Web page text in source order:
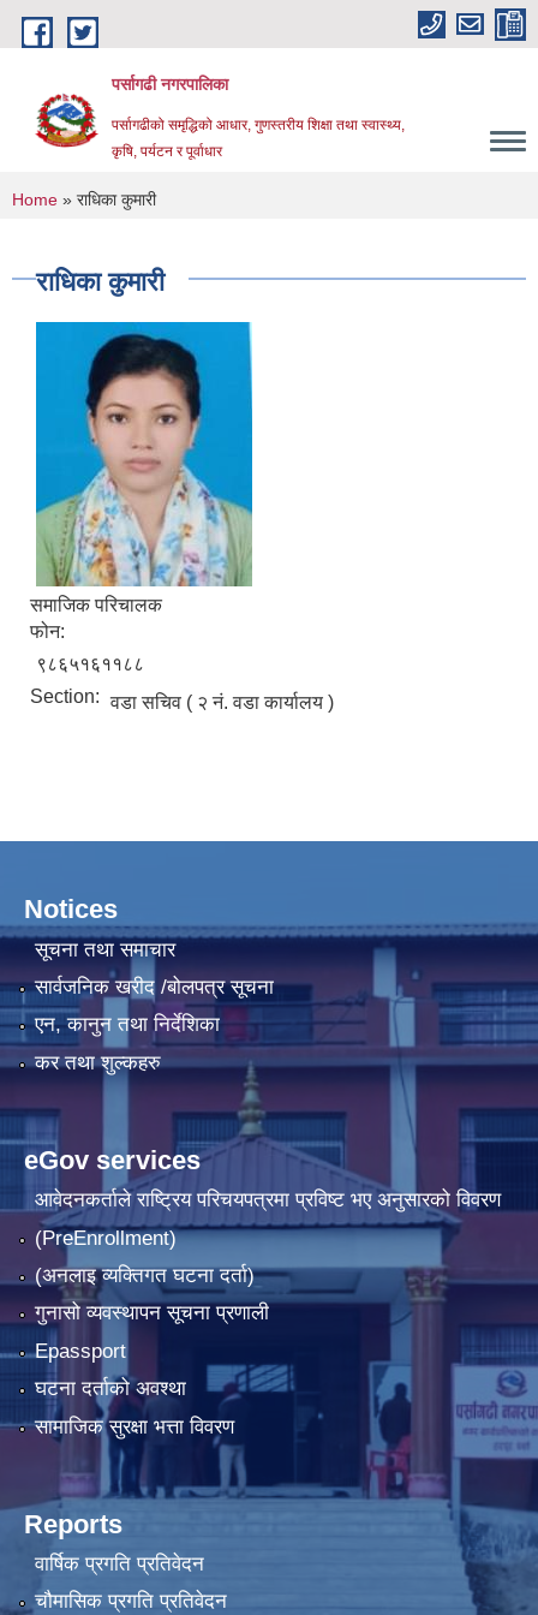
Skip to main content
पर्सागढी नगरपालिका
पर्सागढीको समृद्धिको आधार, गुणस्तरीय शिक्षा तथा स्वास्थ्य,
कृषि, पर्यटन र पूर्वाधार
You are here
Home » राधिका कुमारी
राधिका कुमारी
समाजिक परिचालक
फोन:
९८६५१६११८८
Section: वडा सचिव ( २ नं. वडा कार्यालय )
Notices
सूचना तथा समाचार
सार्वजनिक खरीद /बोलपत्र सूचना
एन, कानुन तथा निर्देशिका
कर तथा शुल्कहरु
eGov services
आवेदनकर्ताले राष्‍ट्रिय परिचयपत्रमा प्रविष्ट भए अनुसारको विवरण
(PreEnrollment)
(अनलाइ व्यक्तिगत घटना दर्ता)
गुनासो व्यवस्थापन सूचना प्रणाली
Epassport
घटना दर्ताको अवश्था
सामाजिक सुरक्षा भत्ता विवरण
Reports
वार्षिक प्रगति प्रतिवेदन
चौमासिक प्रगति प्रतिवेदन